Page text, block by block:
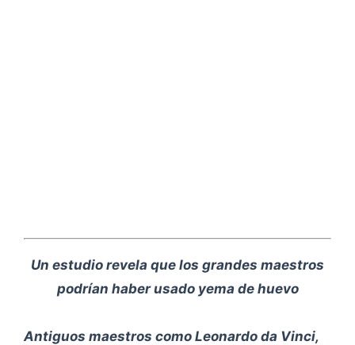
Un estudio revela que los grandes maestros
podrían haber usado yema de huevo
Antiguos maestros como Leonardo da Vinci,